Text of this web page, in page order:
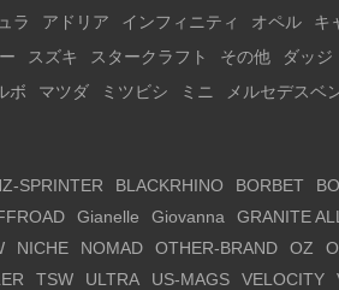
ラ アドリア インフィニティ オペル キ
スズキ スタークラフト その他 ダッジ
ボ マツダ ミツビシ ミニ メルセデスベ
SPRINTER BLACKRHINO BORBET
Gianelle Giovanna GRANITE
NICHE NOMAD OTHER-BRAND OZ
TSW ULTRA US-MAGS VELOCITY